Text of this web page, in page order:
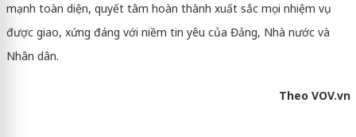
mạnh toàn diện, quyết tâm hoàn thành xuất sắc mọi nhiệm vụ
được giao, xứng đáng với niềm tin yêu của Đảng, Nhà nước và
Nhân dân.
Theo VOV.vn